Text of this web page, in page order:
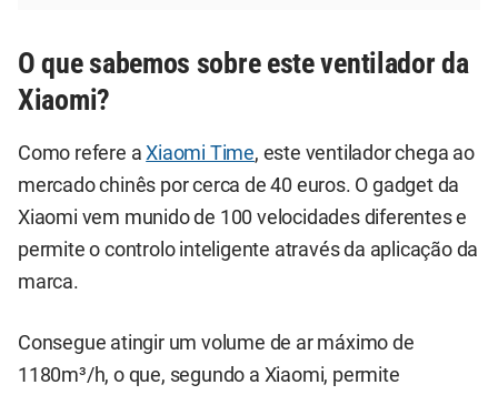
O que sabemos sobre este ventilador da
Xiaomi?
Como refere aXiaomi Time, este ventilador chega ao
mercado chinês por cerca de 40 euros. O gadget da
Xiaomi vem munido de 100 velocidades diferentes e
permite o controlo inteligente através da aplicação da
marca.
Consegue atingir um volume de ar máximo de
1180m³/h, o que, segundo a Xiaomi, permite